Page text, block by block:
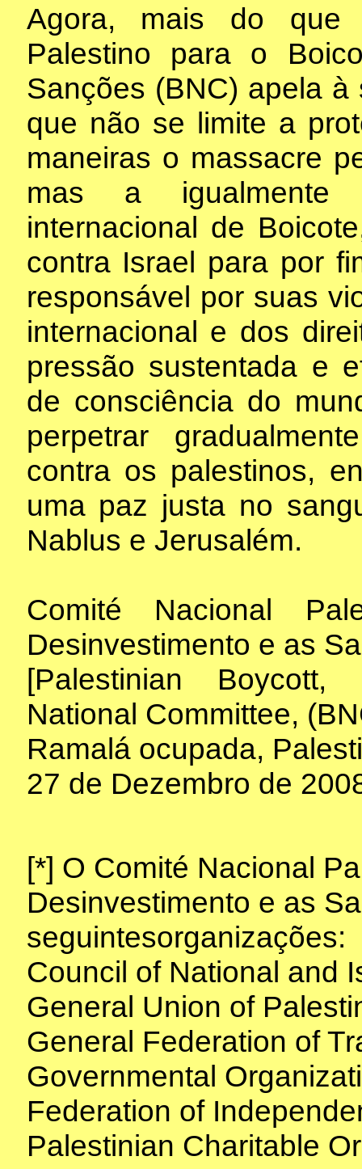
Agora, mais do que
Palestino para o
Sanções (BNC) apela
que não se limite a
maneiras o massacre
mas a igualmente
internacional de
contra Israel para por
responsável por suas
internacional e dos
pressão sustentada e
de consciência do
perpetrar
contra os palestinos,
uma paz justa no
Nablus e Jerusalém.
Comité Nacional
Desinvestimento e as
[Palestinian Boycott,
National Committee,
Ramalá ocupada,
27 de Dezembro de
[*] O Comité Nacional
Desinvestimento e as
seguintesorganizações:
Council of National and
General Union of
General Federation of
Governmental
Federation of
Palestinian Charitable